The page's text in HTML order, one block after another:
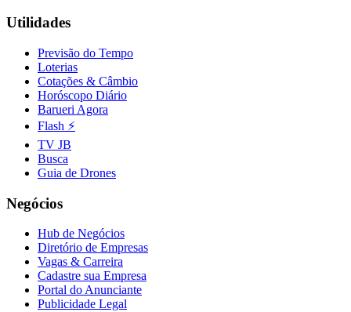
Utilidades
Previsão do Tempo
Loterias
Cotações & Câmbio
Horóscopo Diário
Barueri Agora
Flash ⚡
TV JB
Busca
Guia de Drones
Negócios
Hub de Negócios
Diretório de Empresas
Vagas & Carreira
Cadastre sua Empresa
Portal do Anunciante
Publicidade Legal